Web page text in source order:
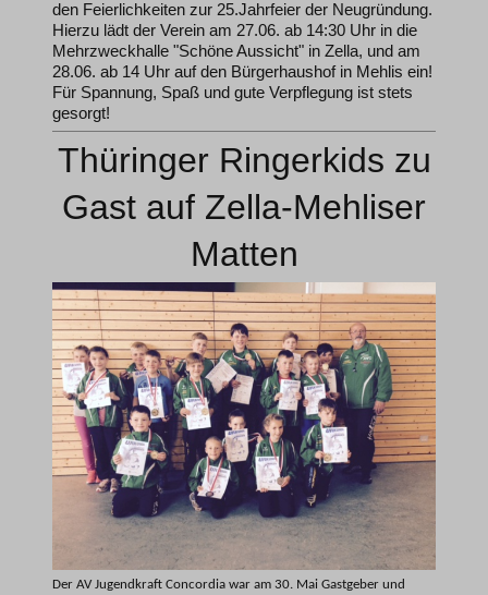
den Feierlichkeiten zur 25.Jahrfeier der Neugründung.
Hierzu lädt der Verein am 27.06. ab 14:30 Uhr in die
Mehrzweckhalle "Schöne Aussicht" in Zella, und am
28.06. ab 14 Uhr auf den Bürgerhaushof in Mehlis ein!
Für Spannung, Spaß und gute Verpflegung ist stets
gesorgt!
Thüringer Ringerkids zu
Gast auf Zella-Mehliser
Matten
Der AV Jugendkraft Concordia war am 30. Mai Gastgeber und